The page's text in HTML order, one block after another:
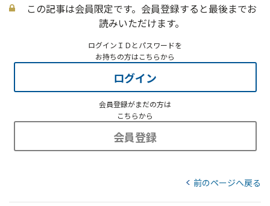
この記事は会員限定です。会員登録すると最後までお
読みいただけます。
ログインＩＤとパスワードを
お持ちの方はこちらから
ログイン
会員登録がまだの方は
こちらから
会員登録
前のページへ戻る